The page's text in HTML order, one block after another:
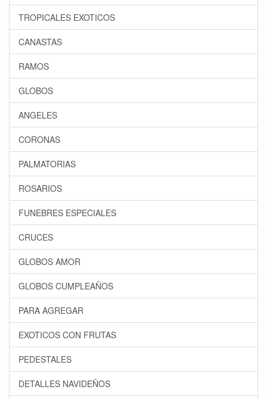
TROPICALES EXOTICOS
CANASTAS
RAMOS
GLOBOS
ANGELES
CORONAS
PALMATORIAS
ROSARIOS
FUNEBRES ESPECIALES
CRUCES
GLOBOS AMOR
GLOBOS CUMPLEAÑOS
PARA AGREGAR
EXOTICOS CON FRUTAS
PEDESTALES
DETALLES NAVIDEÑOS